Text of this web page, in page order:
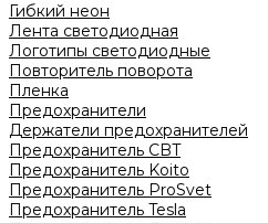
Гибкий неон
Лента светодиодная
Логотипы светодиодные
Повторитель поворота
Пленка
Предохранители
Держатели предохранителей
Предохранитель CBT
Предохранитель Koito
Предохранитель ProSvet
Предохранитель Tesla